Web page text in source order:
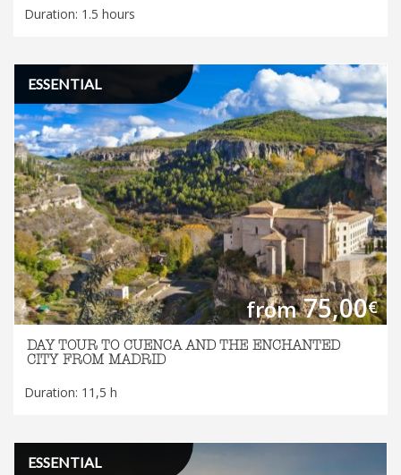
Duration: 1.5 hours
from75,00€
ESSENTIAL
DAY TOUR TO CUENCA AND THE ENCHANTED
CITY FROM MADRID
Duration: 11,5 h
ESSENTIAL